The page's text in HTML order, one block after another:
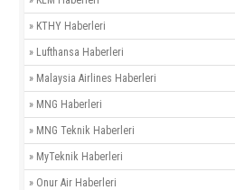
» KTHY Haberleri
» Lufthansa Haberleri
» Malaysia Airlines Haberleri
» MNG Haberleri
» MNG Teknik Haberleri
» MyTeknik Haberleri
» Onur Air Haberleri